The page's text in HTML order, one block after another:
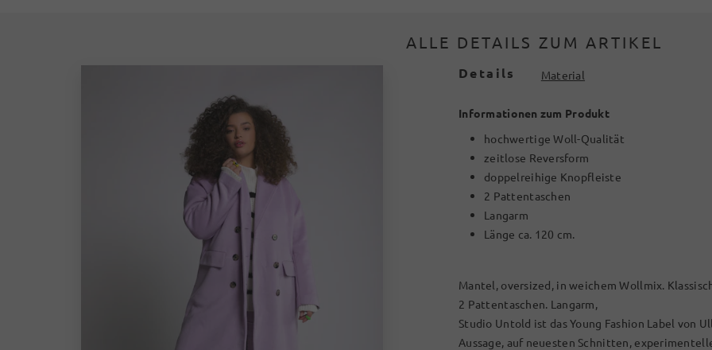
ALLE DETAILS ZUM ARTIKEL
Details Material
Informationen zum Produkt
hochwertige Woll-Qualität
zeitlose Reversform
doppelreihige Knopfleiste
2 Pattentaschen
Langarm
Länge ca. 120 cm.
Mantel, oversized, in weichem Wollmix.
2 Pattentaschen. Langarm,
Studio Untold ist das Young Fashion Label von
Aussage, auf neuesten Schnitten,